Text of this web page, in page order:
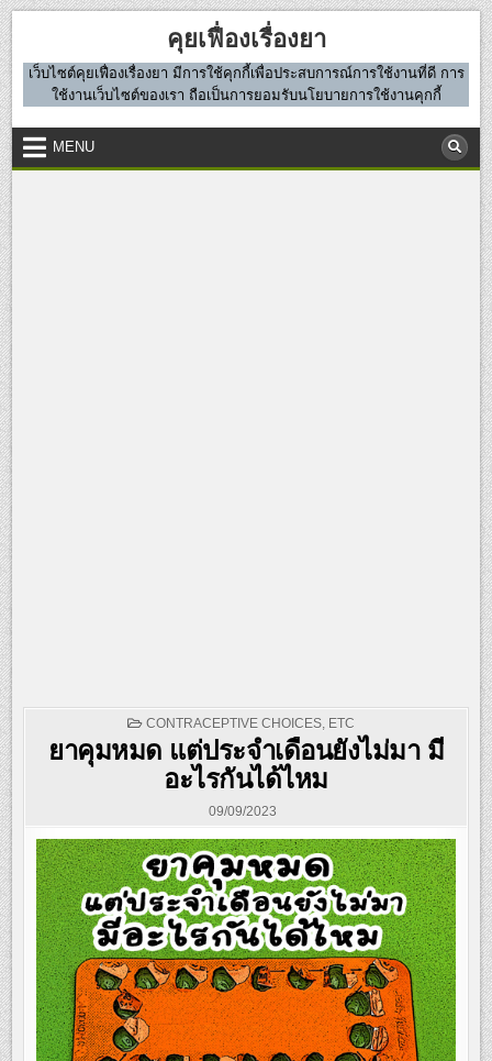
Skip
to
content
คุยเฟื่องเรื่องยา
เว็บไซต์คุยเฟื่องเรื่องยา มีการใช้คุกกี้เพื่อประสบการณ์การใช้งานที่ดี การ
ใช้งานเว็บไซต์ของเรา ถือเป็นการยอมรับนโยบายการใช้งานคุกกี้
MENU
POSTED
CONTRACEPTIVE CHOICES, ETC
ยาคุมหมด แต่ประจำเดือนยังไม่มา มี
อะไรกันได้ไหม
09/09/2023